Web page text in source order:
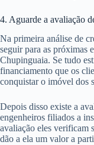
4. Aguarde a avaliação
Na primeira análise de
seguir para as próximas
Chupinguaia. Se tudo
financiamento que os
conquistar o imóvel dos
Depois disso existe a
engenheiros filiados a
avaliação eles verificam
dão a ela um valor a